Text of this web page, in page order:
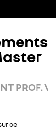
PROF.
ce